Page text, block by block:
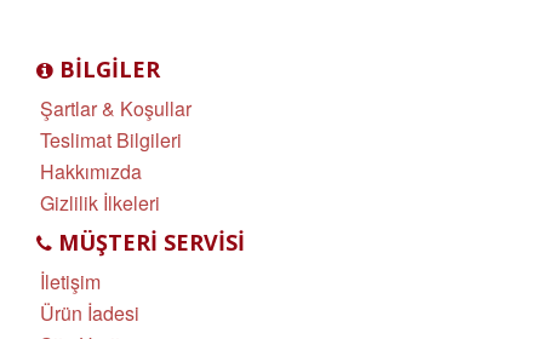
BILGILER
Şartlar & Koşullar
Teslimat Bilgileri
Hakkımızda
Gizlilik İlkeleri
MÜŞTERI SERVISI
İletişim
Ürün İadesi